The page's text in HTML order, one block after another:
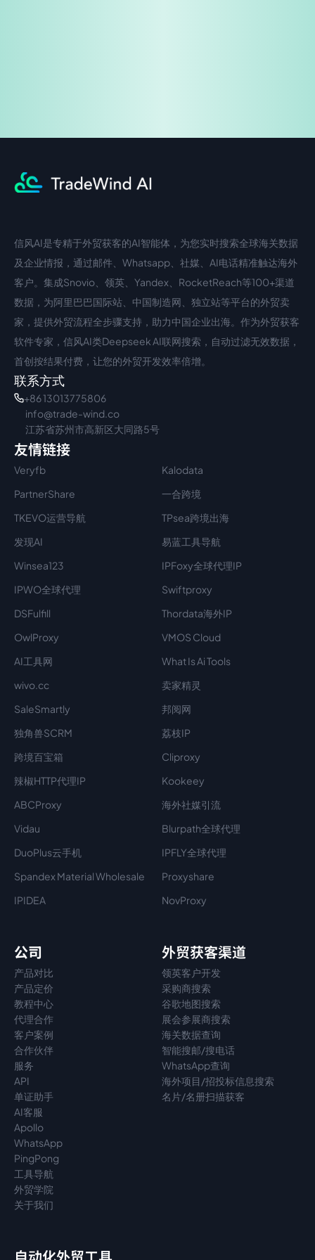
中文入口
信风AI是专精于外贸获客的AI智能体，为您实时搜索全球海关数据
及企业情报，通过邮件、Whatsapp、社媒、AI电话精准触达海外
客户。集成Snovio、领英、Yandex、RocketReach等100+渠道
数据，为阿里巴巴国际站、中国制造网、独立站等平台的外贸卖
家，提供外贸流程全步骤支持，助力中国企业出海。作为外贸获客
软件专家，信风AI类Deepseek AI联网搜索，自动过滤无效数据，
首创按结果付费，让您的外贸开发效率倍增。
联系方式
+86 13013775806
info@trade-wind.co
江苏省苏州市高新区大同路5号
友情链接
Veryfb
Kalodata
PartnerShare
一合跨境
TKEVO运营导航
TPsea跨境出海
发现AI
易蓝工具导航
Winsea123
IPFoxy全球代理IP
IPWO全球代理
Swiftproxy
DSFulfill
Thordata海外IP
OwlProxy
VMOS Cloud
AI工具网
What Is Ai Tools
wivo.cc
卖家精灵
SaleSmartly
邦阅网
独角兽SCRM
荔枝IP
跨境百宝箱
Cliproxy
辣椒HTTP代理IP
Kookeey
ABCProxy
海外社媒引流
Vidau
Blurpath全球代理
DuoPlus云手机
IPFLY全球代理
Spandex Material Wholesale​
Proxyshare
IPIDEA
NovProxy
公司
产品对比
产品定价
教程中心
代理合作
客户案例
合作伙伴
服务
API
单证助手
AI客服
Apollo
WhatsApp
PingPong
工具导航
外贸学院
关于我们
外贸获客渠道
领英客户开发
采购商搜索
谷歌地图搜索
展会参展商搜索
海关数据查询
智能搜邮/搜电话
WhatsApp查询
海外项目/招投标信息搜索
名片/名册扫描获客